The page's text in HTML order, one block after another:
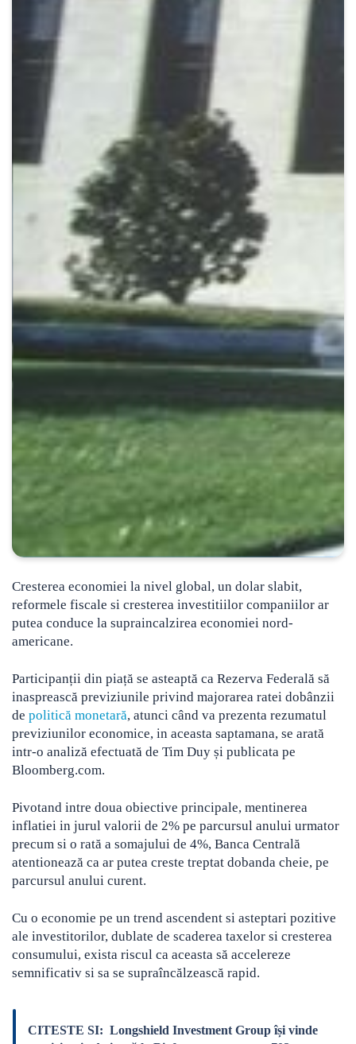
Cresterea economiei la nivel global, un dolar slabit,
reformele fiscale si cresterea investitiilor companiilor ar
putea conduce la supraincalzirea economiei nord-
americane.
Participanții din piață se asteaptă ca Rezerva Federală să
inasprească previziunile privind majorarea ratei dobânzii
de politică monetară, atunci când va prezenta rezumatul
previziunilor economice, in aceasta saptamana, se arată
intr-o analiză efectuată de Tim Duy și publicata pe
Bloomberg.com.
Pivotand intre doua obiective principale, mentinerea
inflatiei in jurul valorii de 2% pe parcursul anului urmator
precum si o rată a somajului de 4%, Banca Centrală
atentionează ca ar putea creste treptat dobanda cheie, pe
parcursul anului curent.
Cu o economie pe un trend ascendent si asteptari pozitive
ale investitorilor, dublate de scaderea taxelor si cresterea
consumului, exista riscul ca aceasta să accelereze
semnificativ si sa se supraîncălzească rapid.
CITESTE SI: Longshield Investment Group își vinde